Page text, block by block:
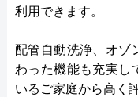
利用できます。
配管自動洗浄、オゾ
わった機能も充実し
いるご家庭から高く